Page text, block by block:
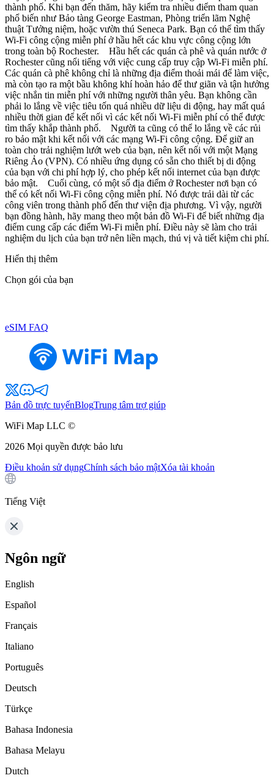
thành phố. Khi bạn đến thăm, hãy kiểm tra nhiều điểm tham quan
phổ biến như Bảo tàng George Eastman, Phòng triển lãm Nghệ
thuật Tưởng niệm, hoặc vườn thú Seneca Park. Bạn có thể tìm thấy
Wi-Fi công cộng miễn phí ở hầu hết các khu vực công cộng lớn
trong toàn bộ Rochester. Hầu hết các quán cà phê và quán nước ở
Rochester cũng nổi tiếng với việc cung cấp truy cập Wi-Fi miễn phí.
Các quán cà phê không chỉ là những địa điểm thoải mái để làm việc,
mà còn tạo ra một bầu không khí hoàn hảo để thư giãn và tận hưởng
việc nhắn tin miễn phí với những người thân yêu. Bạn không cần
phải lo lắng về việc tiêu tốn quá nhiều dữ liệu di động, hay mất quá
nhiều thời gian để kết nối vì các kết nối Wi-Fi miễn phí có thể được
tìm thấy khắp thành phố. Người ta cũng có thể lo lắng về các rủi
ro bảo mật khi kết nối với các mạng Wi-Fi công cộng. Để giữ an
toàn cho trải nghiệm lướt web của bạn, nên kết nối với một Mạng
Riêng Ảo (VPN). Có nhiều ứng dụng có sẵn cho thiết bị di động
của bạn với chi phí hợp lý, cho phép kết nối internet của bạn được
bảo mật. Cuối cùng, có một số địa điểm ở Rochester nơi bạn có
thể có kết nối Wi-Fi công cộng miễn phí. Nó được trải dài từ các
công viên trong thành phố đến thư viện địa phương. Vì vậy, người
bạn đồng hành, hãy mang theo một bản đồ Wi-Fi để biết những địa
điểm cung cấp các điểm Wi-Fi miễn phí. Điều này sẽ làm cho trải
nghiệm du lịch của bạn trở nên liền mạch, thú vị và tiết kiệm chi phí.
Hiển thị thêm
Chọn gói của bạn
eSIM FAQ
Bản đồ trực tuyếnBlogTrung tâm trợ giúp
WiFi Map LLC ©
2026 Mọi quyền được bảo lưu
Điều khoản sử dụngChính sách bảo mậtXóa tài khoản
Tiếng Việt
Ngôn ngữ
English
Español
Français
Italiano
Português
Deutsch
Türkçe
Bahasa Indonesia
Bahasa Melayu
Dutch